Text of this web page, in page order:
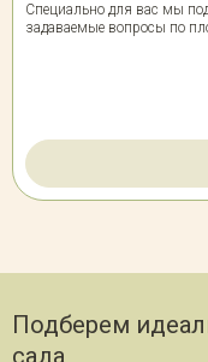
Специально для вас мы
задаваемые вопросы по
Подберем